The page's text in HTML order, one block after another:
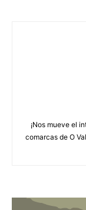
¡Nos mueve el
comarcas de O